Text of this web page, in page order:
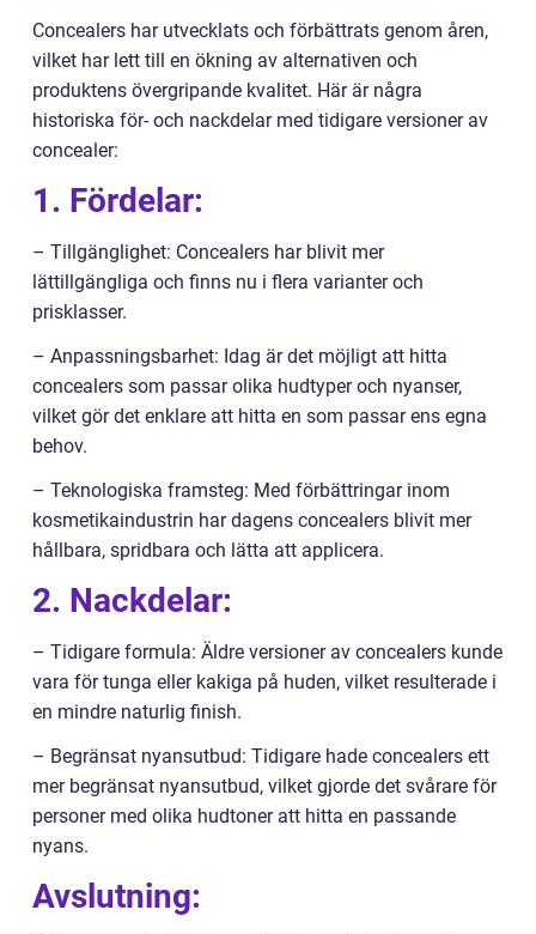
Concealers har utvecklats och förbättrats genom åren,
vilket har lett till en ökning av alternativen och
produktens övergripande kvalitet. Här är några
historiska för- och nackdelar med tidigare versioner av
concealer:
1. Fördelar:
– Tillgänglighet: Concealers har blivit mer
lättillgängliga och finns nu i flera varianter och
prisklasser.
– Anpassningsbarhet: Idag är det möjligt att hitta
concealers som passar olika hudtyper och nyanser,
vilket gör det enklare att hitta en som passar ens egna
behov.
– Teknologiska framsteg: Med förbättringar inom
kosmetikaindustrin har dagens concealers blivit mer
hållbara, spridbara och lätta att applicera.
2. Nackdelar:
– Tidigare formula: Äldre versioner av concealers kunde
vara för tunga eller kakiga på huden, vilket resulterade i
en mindre naturlig finish.
– Begränsat nyansutbud: Tidigare hade concealers ett
mer begränsat nyansutbud, vilket gjorde det svårare för
personer med olika hudtoner att hitta en passande
nyans.
Avslutning: